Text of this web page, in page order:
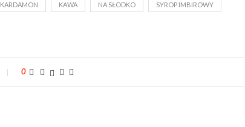
KARDAMON KAWA NA SŁODKO SYROP IMBIROWY
0